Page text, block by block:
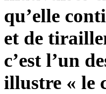
qu’elle
et de
c’est l’un
illustre « le